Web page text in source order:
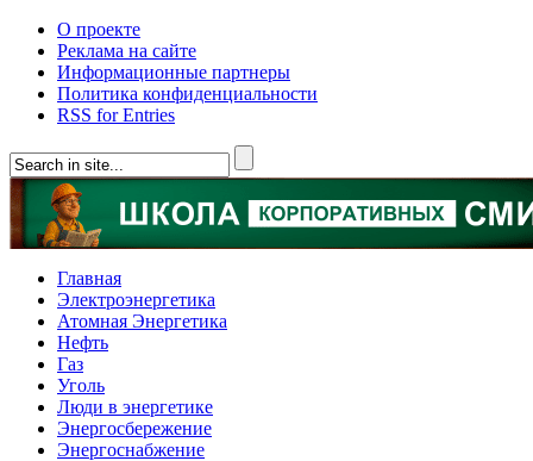
О проекте
Реклама на сайте
Информационные партнеры
Политика конфиденциальности
RSS for Entries
Главная
Электроэнергетика
Атомная Энергетика
Нефть
Газ
Уголь
Люди в энергетике
Энергосбережение
Энергоснабжение